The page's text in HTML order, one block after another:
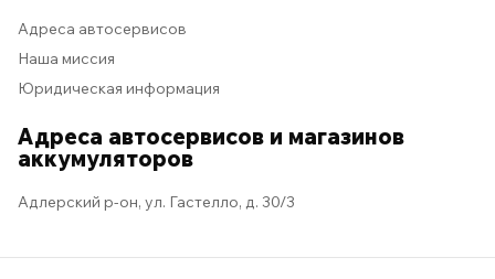
Адреса автосервисов
Наша миссия
Юридическая информация
Адреса автосервисов и магазинов
аккумуляторов
Адлерский р-он, ул. Гастелло, д. 30/3